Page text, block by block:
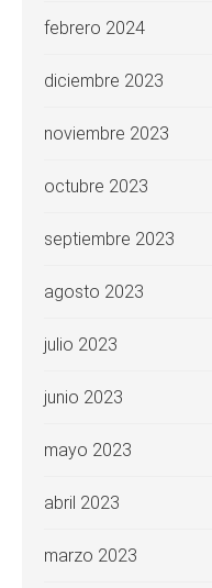
febrero 2024
diciembre 2023
noviembre 2023
octubre 2023
septiembre 2023
agosto 2023
julio 2023
junio 2023
mayo 2023
abril 2023
marzo 2023